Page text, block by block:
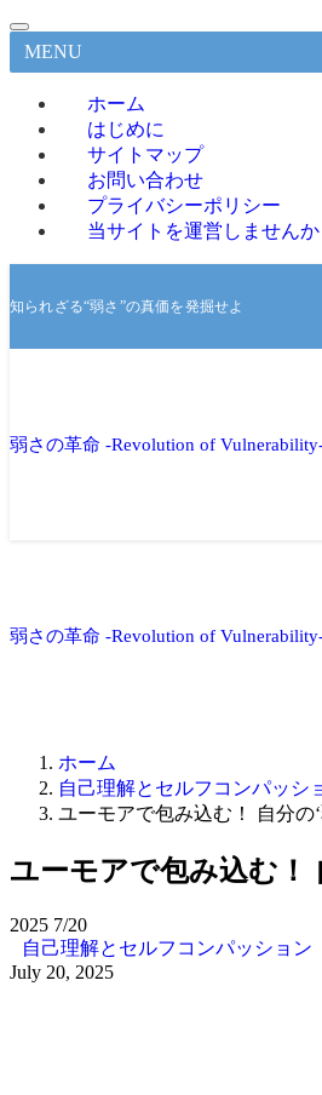
MENU
ホーム
はじめに
サイトマップ
お問い合わせ
プライバシーポリシー
当サイトを運営しませんか
知られざる“弱さ”の真価を発掘せよ
弱さの革命 -Revolution of
弱さの革命 -Revolution of
ホーム
自己理解とセルフコンパッシ
ユーモアで包み込む！ 自分の
ユーモアで包み込む！
2025 7/20
自己理解とセルフコンパッション
July 20, 2025